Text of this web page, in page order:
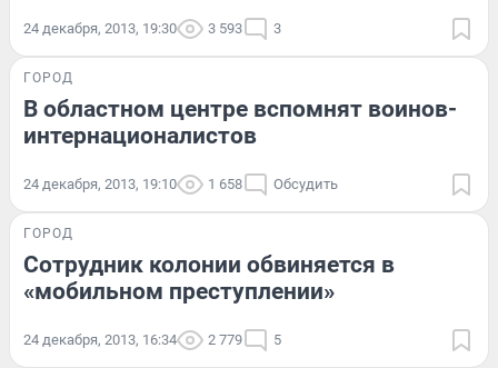
24 декабря, 2013, 19:30 3 593 3
ГОРОД
В областном центре вспомнят воинов-
интернационалистов
24 декабря, 2013, 19:10 1 658 Обсудить
ГОРОД
Сотрудник колонии обвиняется в
«мобильном преступлении»
24 декабря, 2013, 16:34 2 779 5